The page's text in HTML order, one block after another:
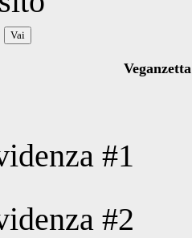
Veganzetta
#1
#2